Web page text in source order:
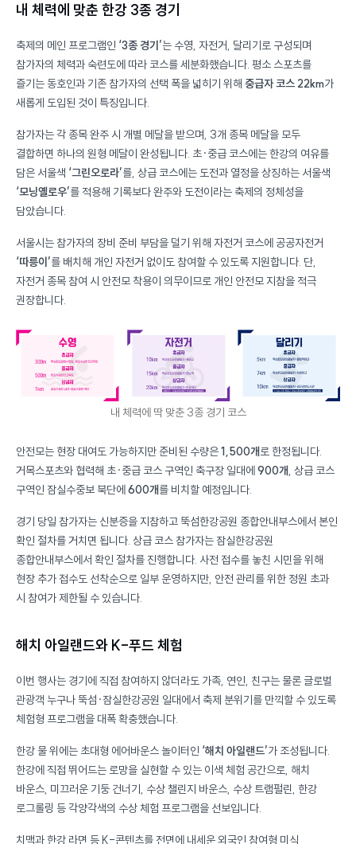
내 체력에 맞춘 한강 3종 경기
축제의 메인 프로그램인 ‘3종 경기’는 수영, 자전거, 달리기로 구성되며
참가자의 체력과 숙련도에 따라 코스를 세분화했습니다. 평소 스포츠를
즐기는 동호인과 기존 참가자의 선택 폭을 넓히기 위해 중급자 코스 22km가
새롭게 도입된 것이 특징입니다.
참가자는 각 종목 완주 시 개별 메달을 받으며, 3개 종목 메달을 모두
결합하면 하나의 원형 메달이 완성됩니다. 초·중급 코스에는 한강의 여유를
담은 서울색 ‘그린오로라’
를, 상급 코스에는 도전과 열정을 상징하는 서울색
‘모닝옐로우’를 적용해 기록보다 완주와 도전이라는 축제의 정체성을
담았습니다.
서울시는 참가자의 장비 준비 부담을 덜기 위해 자전거 코스에 공공자전거
‘따릉이’를 배치해 개인 자전거 없이도 참여할 수 있도록 지원합니다. 단,
자전거 종목 참여 시 안전모 착용이 의무이므로 개인 안전모 지참을 적극
권장합니다.
내 체력에 딱 맞춘 3종 경기 코스
안전모는 현장 대여도 가능하지만 준비된 수량은1,500개로 한정됩니다.
거목스포츠와 협력해 초·중급 코스 구역인 축구장 일대에900개 , 상급 코스
구역인 잠실수중보 북단에600개를 비치할 예정입니다.
경기 당일 참가자는 신분증을 지참하고 뚝섬한강공원 종합안내부스에서 본인
확인 절차를 거치면 됩니다. 상급 코스 참가자는 잠실한강공원
종합안내부스에서 확인 절차를 진행합니다. 사전 접수를 놓친 시민을 위해
현장 추가 접수도 선착순으로 일부 운영하지만, 안전 관리를 위한 정원 초과
시 참여가 제한될 수 있습니다.
해치 아일랜드와 K-푸드 체험
이번 행사는 경기에 직접 참여하지 않더라도 가족, 연인, 친구는 물론 글로벌
관광객 누구나 뚝섬·잠실한강공원 일대에서 축제 분위기를 만끽할 수 있도록
체험형 프로그램을 대폭 확충했습니다.
한강 물 위에는 초대형 에어바운스 놀이터인 ‘해치 아일랜드’가 조성됩니다.
한강에 직접 뛰어드는 로망을 실현할 수 있는 이색 체험 공간으로, 해치
바운스, 미끄러운 기둥 건너기, 수상 챌린지 바운스, 수상 트램펄린, 한강
로그롤링 등 각양각색의 수상 체험 프로그램을 선보입니다.
치맥과 한강 라면 등 K-콘텐츠를 전면에 내세운 외국인 참여형 미식